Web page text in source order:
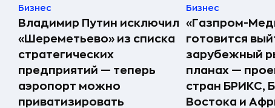
Бизнес
Владимир Путин исключил
«Шереметьево» из списка
стратегических
предприятий — теперь
аэропорт можно
приватизировать
Бизнес
«Газпром-
готовится
зарубежный
планах —
стран БРИКС,
Востока и